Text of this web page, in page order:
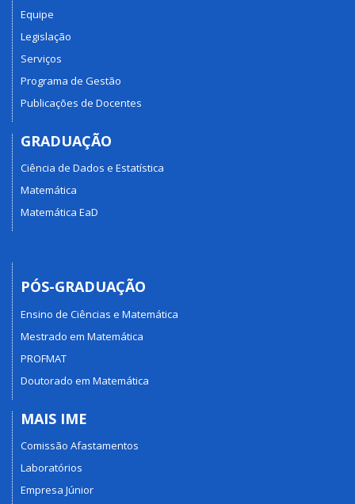
Equipe
Legislação
Serviços
Programa de Gestão
Publicações de Docentes
GRADUAÇÃO
Ciência de Dados e Estatística
Matemática
Matemática EaD
PÓS-GRADUAÇÃO
Ensino de Ciências e Matemática
Mestrado em Matemática
PROFMAT
Doutorado em Matemática
MAIS IME
Comissão Afastamentos
Laboratórios
Empresa Júnior